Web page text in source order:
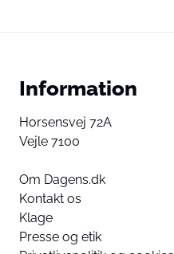
Information
Horsensvej 72A
Vejle 7100
Om Dagens.dk
Kontakt os
Klage
Presse og etik